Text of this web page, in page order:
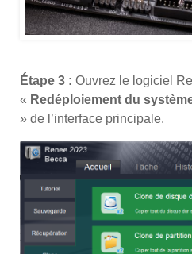
Étape 3 : Ouvrez le logiciel
« Redéploiement du
» de l’interface principale.